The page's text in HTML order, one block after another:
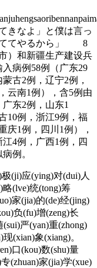
きなよ」と僕は言っ
ててやるから」 8
）和新疆生产建设兵
病例58例（广东29
古2例，辽宁2例，
云南1例），含5例由
东2例，山东1
10例，浙江9例，福
庆1例，四川1例），
4例，广西1例，四
例。
应(ying)对(dui)人
略(lve)统(tong)筹
家(jia)的(de)经(jing)
负(fu)增(zeng)长
严(yan)重(zhong)
(xian)象(xiang)。
口(kou)数(shu)量
(zhuan)家(jia)学(xue)